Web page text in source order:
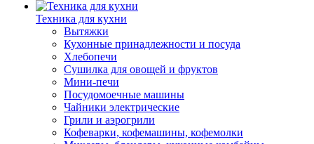
Техника для кухни
Вытяжки
Кухонные принадлежности и посуда
Хлебопечи
Сушилка для овощей и фруктов
Мини-печи
Посудомоечные машины
Чайники электрические
Грили и аэрогрили
Кофеварки, кофемашины, кофемолки